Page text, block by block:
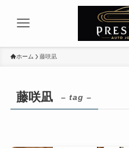
ホーム 藤咲凪
藤咲凪 – tag –